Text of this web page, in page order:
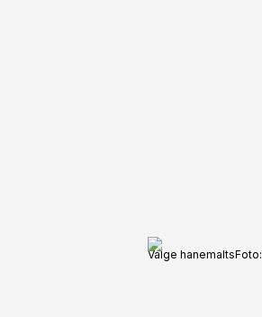
Valge hanemaltsFoto: